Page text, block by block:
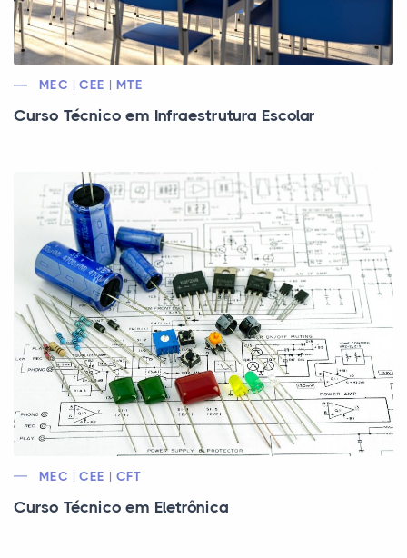
MEC | CEE | MTE
Curso Técnico em Infraestrutura Escolar
MEC | CEE | CFT
Curso Técnico em Eletrônica